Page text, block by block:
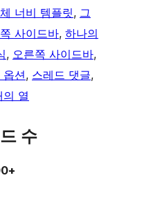
너비 템플릿, 그
사이드바, 하나의
, 오른쪽 사이드바
션, 스레드 댓글
의 열
수